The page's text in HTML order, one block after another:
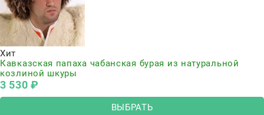
Хит
Кавказская папаха чабанская бурая из натуральной
козлиной шкуры
3 530 ₽
ВЫБРАТЬ